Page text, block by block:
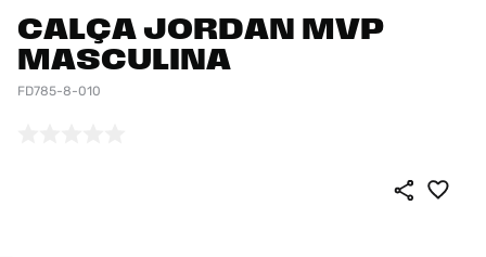
CALÇA JORDAN MVP
MASCULINA
FD785-8-010